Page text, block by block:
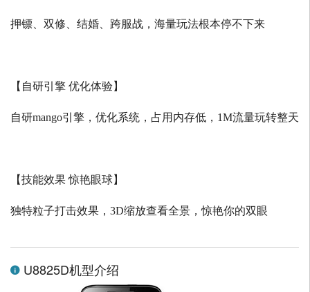
押镖、双修、结婚、跨服战，海量玩法根本停不下来
【自研引擎 优化体验】
自研mango引擎，优化系统，占用内存低， 1M流量玩转整天
【技能效果 惊艳眼球】
独特粒子打击效果， 3D缩放查看全景，惊艳你的双眼
U8825D机型介绍